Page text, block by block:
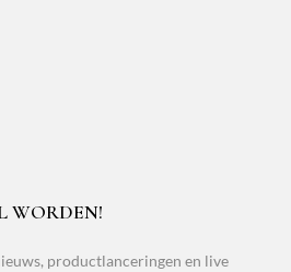
WORDEN!
productlanceringen en live